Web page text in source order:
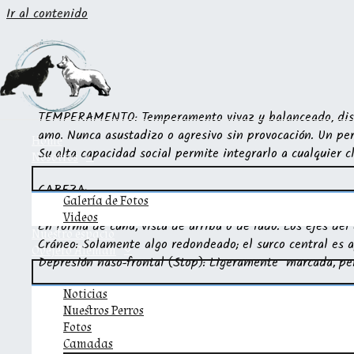
Ir al contenido
Home
Nosotros
Galería de Fotos
Videos
Nuestro espacio
Ovejero Aleman
Noticias
Nuestros Perros
Fotos
Camadas
TEMPERAMENTO: Temperamento vivaz y balanceado,
amo. Nunca asustadizo o agresivo sin provocación. Un
Su alta capacidad social permite integrarlo a cualquier
CABEZA:
REGIÓN CRANEAL:Fuerte, de corte limpio y finamente
En forma de cuña, vista de arriba o de lado. Los ejes
Cráneo: Solamente algo redondeado; el surco central es
Depresión naso-frontal (Stop): Ligeramente marcada,
REGIÓN FACIAL:
Trufa: De tamaño mediano; la pigmentación negra es
Hocico: Poderoso y moderadamente largo en relación